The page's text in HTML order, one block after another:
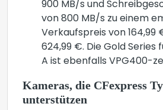
900 MB/s und
von 800 MB/s zu einem
Verkaufspreis von 164,99
624,99 €. Die Gold Series
A ist ebenfalls VPG400-
Kameras, die CFexpress
unterstützen